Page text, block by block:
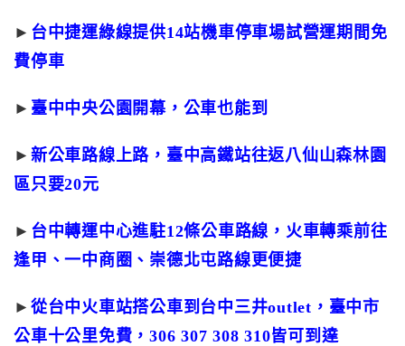
► 台中捷運綠線提供14站機車停車場試營運期間免
費停車
► 臺中中央公園開幕，公車也能到
► 新公車路線上路，臺中高鐵站往返八仙山森林園
區只要20元
► 台中轉運中心進駐12條公車路線，火車轉乘前往
逢甲、一中商圈、崇德北屯路線更便捷
► 從台中火車站搭公車到台中三井outlet，臺中市
公車十公里免費，306 307 308 310皆可到達